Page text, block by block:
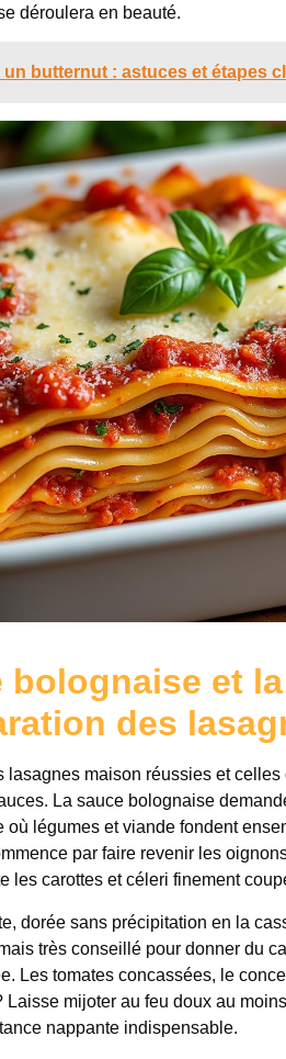
déroulera en beauté.
un butternut : astuces et étapes
bolognaise et
des
maison réussies et
La sauce bolognaise
légumes et viande fondent
par faire revenir les
les carottes et céleri finement
dorée sans précipitation en la
très conseillé pour donner du
Les tomates concassées, le
mijoter au feu doux au
nappante indispensable.